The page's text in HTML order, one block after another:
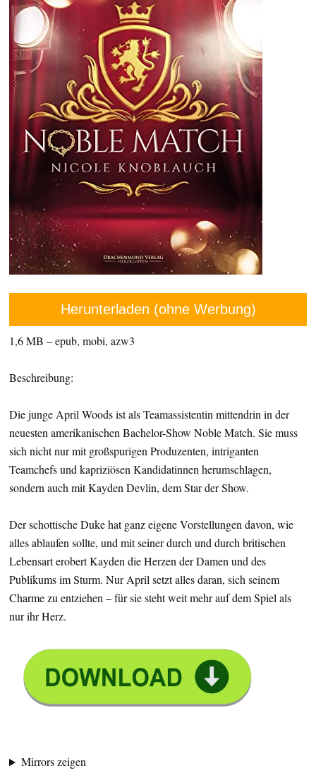
Herunterladen (ohne Werbung)
1,6 MB – epub, mobi, azw3
Beschreibung:
Die junge April Woods ist als Teamassistentin mittendrin in der
neuesten amerikanischen Bachelor-Show Noble Match. Sie muss
sich nicht nur mit großspurigen Produzenten, intriganten
Teamchefs und kapriziösen Kandidatinnen herumschlagen,
sondern auch mit Kayden Devlin, dem Star der Show.
Der schottische Duke hat ganz eigene Vorstellungen davon, wie
alles ablaufen sollte, und mit seiner durch und durch britischen
Lebensart erobert Kayden die Herzen der Damen und des
Publikums im Sturm. Nur April setzt alles daran, sich seinem
Charme zu entziehen – für sie steht weit mehr auf dem Spiel als
nur ihr Herz.
Mirrors zeigen